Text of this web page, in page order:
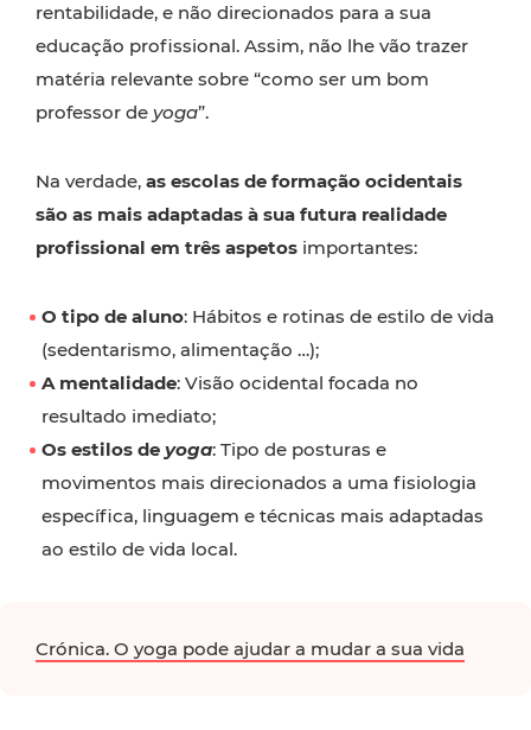
rentabilidade, e não direcionados para a sua
educação profissional. Assim, não lhe vão trazer
matéria relevante sobre “como ser um bom
professor de yoga”.
Na verdade, as escolas de formação ocidentais
são as mais adaptadas à sua futura realidade
profissional em três aspetos importantes:
O tipo de aluno: Hábitos e rotinas de estilo de vida
(sedentarismo, alimentação …);
A mentalidade: Visão ocidental focada no
resultado imediato;
Os estilos de yoga: Tipo de posturas e
movimentos mais direcionados a uma fisiologia
específica, linguagem e técnicas mais adaptadas
ao estilo de vida local.
Crónica. O yoga pode ajudar a mudar a sua vida